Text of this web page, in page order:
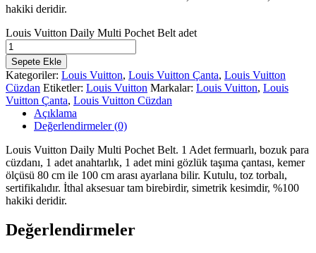
hakiki deridir.
Louis Vuitton Daily Multi Pochet Belt adet
Sepete Ekle
Kategoriler: Louis Vuitton, Louis Vuitton Çanta, Louis Vuitton
Cüzdan Etiketler: Louis Vuitton Markalar: Louis Vuitton, Louis
Vuitton Çanta, Louis Vuitton Cüzdan
Açıklama
Değerlendirmeler (0)
Louis Vuitton Daily Multi Pochet Belt. 1 Adet fermuarlı, bozuk para
cüzdanı, 1 adet anahtarlık, 1 adet mini gözlük taşıma çantası, kemer
ölçüsü 80 cm ile 100 cm arası ayarlana bilir. Kutulu, toz torbalı,
sertifikalıdır. İthal aksesuar tam birebirdir, simetrik kesimdir, %100
hakiki deridir.
Değerlendirmeler